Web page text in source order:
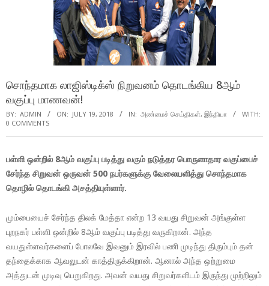
சொந்தமாக லாஜிஸ்டிக்ஸ் நிறுவனம் தொடங்கிய 8ஆம்
வகுப்பு மாணவன்!
BY: ADMIN ON: JULY 19, 2018 IN: அண்மைச் செய்திகள், இந்தியா
WITH:
0 COMMENTS
பள்ளி ஒன்றில் 8ஆம் வகுப்பு படித்து வரும் நடுத்தர பொருளாதார வகுப்பைச்
சேர்ந்த சிறுவன் ஒருவன் 500 நபர்களுக்கு வேலையளித்து சொந்தமாக
தொழில் தொடங்கி அசத்தியுள்ளார்.
மும்பையைச் சேர்ந்த திலக் மேத்தா என்ற 13 வயது சிறுவன் அங்குள்ள
புறநகர் பள்ளி ஒன்றில் 8ஆம் வகுப்பு படித்து வருகிறான். அந்த
வயதுள்ளவர்களைப் போலவே இவனும் இரவில் பணி முடிந்து திரும்பும் தன்
தந்தைக்காக ஆவலுடன் காத்திருக்கிறான். ஆனால் அந்த ஒற்றுமை
அத்துடன் முடிவு பெறுகிறது. அவன் வயது சிறுவர்களிடம் இருந்து முற்றிலும்